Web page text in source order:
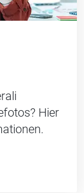
Hier